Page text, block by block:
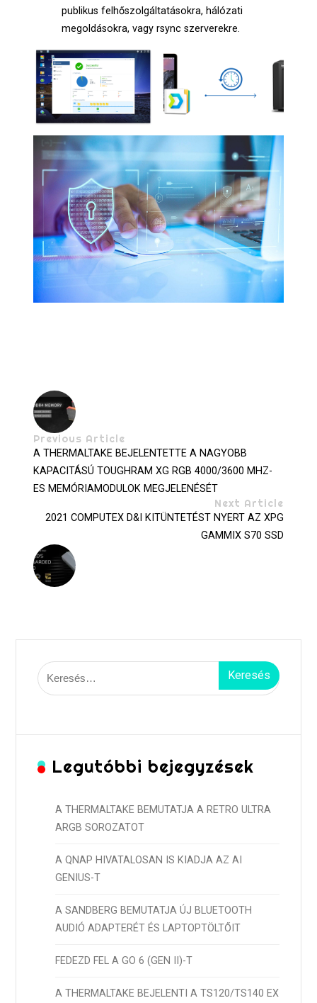
publikus felhőszolgáltatásokra, hálózati
megoldásokra, vagy rsync szerverekre.
Previous Article
A THERMALTAKE BEJELENTETTE A NAGYOBB
KAPACITÁSÚ TOUGHRAM XG RGB 4000/3600 MHZ-
ES MEMÓRIAMODULOK MEGJELENÉSÉT
Next Article
2021 COMPUTEX D&I KITÜNTETÉST NYERT AZ XPG
GAMMIX S70 SSD
Keresés:
Legutóbbi bejegyzések
A THERMALTAKE BEMUTATJA A RETRO ULTRA
ARGB SOROZATOT
A QNAP HIVATALOSAN IS KIADJA AZ AI
GENIUS-T
A SANDBERG BEMUTATJA ÚJ BLUETOOTH
AUDIÓ ADAPTERÉT ÉS LAPTOPTÖLTŐIT
FEDEZD FEL A GO 6 (GEN II)-T
A THERMALTAKE BEJELENTI A TS120/TS140 EX